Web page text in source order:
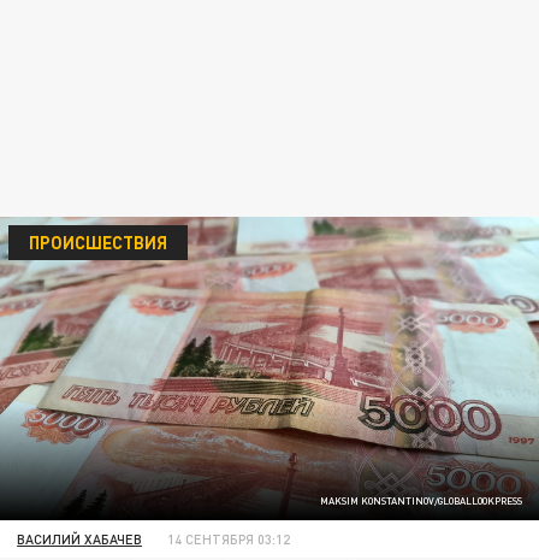
MAKSIM KONSTANTINOV/GLOBALLOOKPRESS
ПРОИСШЕСТВИЯ
ВАСИЛИЙ ХАБАЧЕВ 14 СЕНТЯБРЯ 03:12